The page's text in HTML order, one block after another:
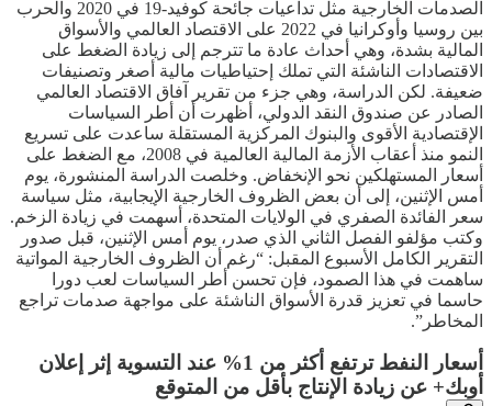
الصدمات الخارجية مثل تداعيات جائحة كوفيد-19 في 2020 والحرب
بين روسيا وأوكرانيا في 2022 على الاقتصاد العالمي والأسواق
المالية بشدة، وهي أحداث عادة ما تترجم إلى زيادة الضغط على
الاقتصادات الناشئة التي تملك إحتياطيات مالية أصغر وتصنيفات
ضعيفة. لكن الدراسة، وهي جزء من تقرير آفاق الاقتصاد العالمي
الصادر عن صندوق النقد الدولي، أظهرت أن أطر السياسات
الإقتصادية الأقوى والبنوك المركزية المستقلة ساعدت على تسريع
النمو منذ أعقاب الأزمة المالية العالمية في 2008، مع الضغط على
أسعار المستهلكين نحو الإنخفاض. وخلصت الدراسة المنشورة، يوم
أمس الإثنين، إلى أن بعض الظروف الخارجية الإيجابية، مثل سياسة
سعر الفائدة الصفري في الولايات المتحدة، أسهمت في زيادة الزخم.
وكتب مؤلفو الفصل الثاني الذي صدر، يوم أمس الإثنين، قبل صدور
التقرير الكامل الأسبوع المقبل: “رغم أن الظروف الخارجية المواتية
ساهمت في هذا الصمود، فإن تحسن أطر السياسات لعب دورا
حاسما في تعزيز قدرة الأسواق الناشئة على مواجهة صدمات تراجع
المخاطر”.
أسعار النفط ترتفع أكثر من 1% عند التسوية إثر إعلان
أوبك+ عن زيادة الإنتاج بأقل من المتوقع